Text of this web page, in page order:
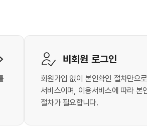
비회원 로그인
회원가입 없이 본인확인 절차만으
서비스이며, 이용서비스에 따라 본
절차가 필요합니다.